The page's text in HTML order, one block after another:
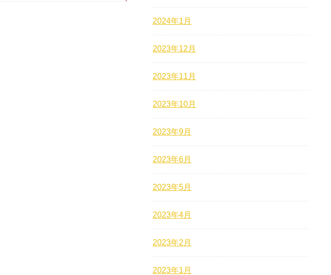
2024年1月
2023年12月
2023年11月
2023年10月
2023年9月
2023年6月
2023年5月
2023年4月
2023年2月
2023年1月